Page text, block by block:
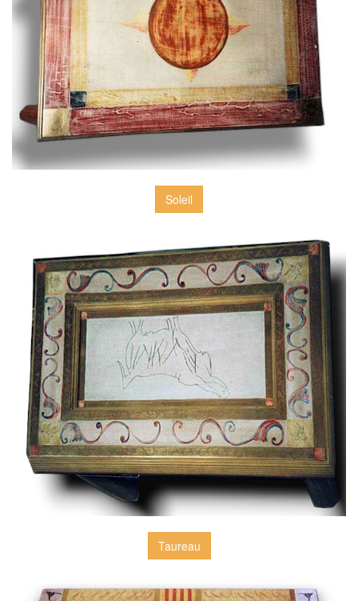
Soleil
Taureau